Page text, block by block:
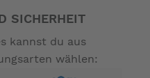
SICHERHEIT
kannst du aus
wählen: